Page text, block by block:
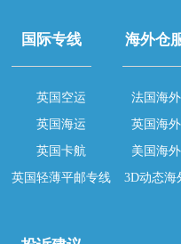
国际专线
英国空运
英国海运
英国卡航
英国轻薄平邮专线
海外仓
法国海
英国海
美国海
3D动态海